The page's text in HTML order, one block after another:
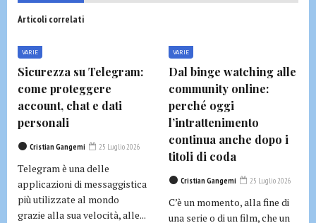
Articoli correlati
VARIE
Sicurezza su Telegram:
come proteggere
account, chat e dati
personali
Cristian Gangemi 25 Luglio 2026
Telegram è una delle
applicazioni di messaggistica
più utilizzate al mondo
grazie alla sua velocità, alle...
VARIE
Dal binge watching alle
community online:
perché oggi
l’intrattenimento
continua anche dopo i
titoli di coda
Cristian Gangemi 25 Luglio 2026
C’è un momento, alla fine di
una serie o di un film, che un